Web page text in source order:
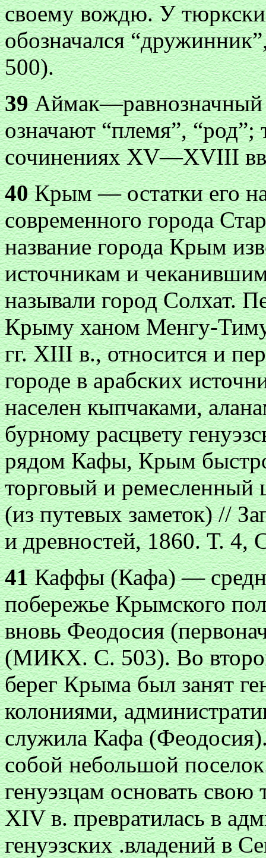
своему вождю. У
обозначался
500).
39Аймак—равнозначный
означают “племя”,
сочинениях XV—XVIII
40Крым — остатки его
современного города
название города Крым
источникам и
называли город Солхат.
Крыму ханом Менгу-
гг. XIII в., относится и
городе в арабских
населен кыпчаками,
бурному расцвету
рядом Кафы, Крым
торговый и ремесленный
(из путевых заметок) //
и древностей, 1860. Т.
41Каффы (Кафа) —
побережье Крымского
вновь Феодосия
(МИКХ. С. 503). Во
берег Крыма был занят
колониями,
служила Кафа
собой небольшой
генуэзцам основать
XIV в. превратилась в
генуэзских .владений в